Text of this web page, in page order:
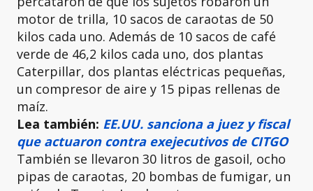
motor de trilla, 10 sacos de caraotas de 50
kilos cada uno. Además de 10 sacos de café
verde de 46,2 kilos cada uno, dos plantas
Caterpillar, dos plantas eléctricas pequeñas,
un compresor de aire y 15 pipas rellenas de
maíz.
Lea también: EE.UU. sanciona a juez y fiscal
que actuaron contra exejecutivos de CITGO
También se llevaron 30 litros de gasoil, ocho
pipas de caraotas, 20 bombas de fumigar, un